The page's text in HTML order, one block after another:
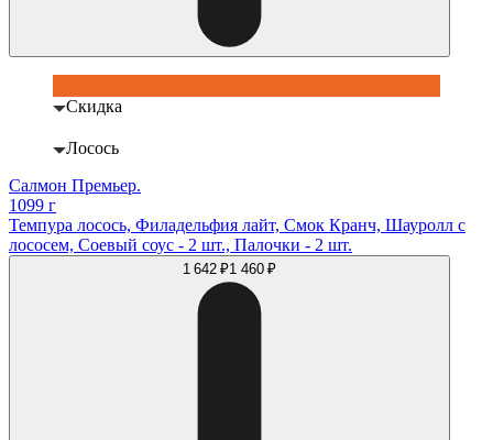
Скидка
Лосось
Салмон Премьер.
1099 г
Темпура лосось, Филадельфия лайт, Смок Кранч, Шауролл с
лососем, Соевый соус - 2 шт., Палочки - 2 шт.
1 642 ₽1 460 ₽